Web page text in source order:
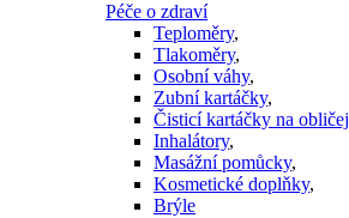
Péče o zdraví
Teploměry,
Tlakoměry,
Osobní váhy,
Zubní kartáčky,
Čisticí kartáčky na obličej
Inhalátory,
Masážní pomůcky,
Kosmetické doplňky,
Brýle